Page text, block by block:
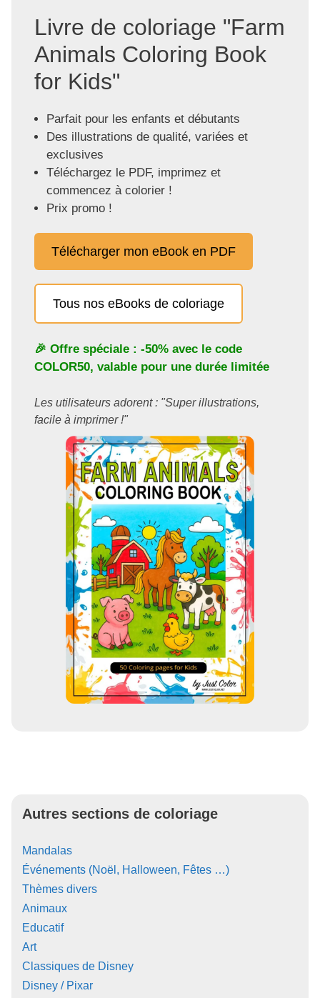
Livre de coloriage "Farm
Animals Coloring Book
for Kids"
Parfait pour les enfants et débutants
Des illustrations de qualité, variées et
exclusives
Téléchargez le PDF, imprimez et
commencez à colorier !
Prix promo !
Télécharger mon eBook en PDF
Tous nos eBooks de coloriage
🎉 Offre spéciale : -50% avec le code
COLOR50, valable pour une durée limitée
Les utilisateurs adorent : "Super illustrations,
facile à imprimer !"
Autres sections de coloriage
Mandalas
Événements (Noël, Halloween, Fêtes …)
Thèmes divers
Animaux
Educatif
Art
Classiques de Disney
Disney / Pixar